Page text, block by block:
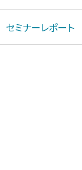
セミナーレポート